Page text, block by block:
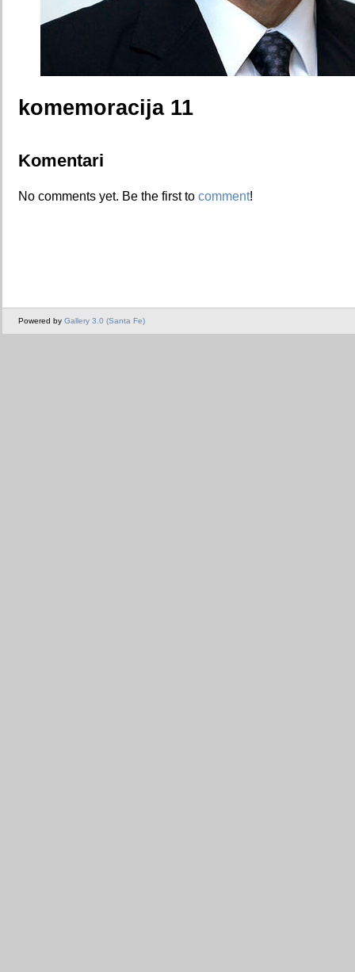
komemoracija 11
Komentari
No comments yet. Be the first to comment!
Powered by Gallery 3.0 (Santa Fe)